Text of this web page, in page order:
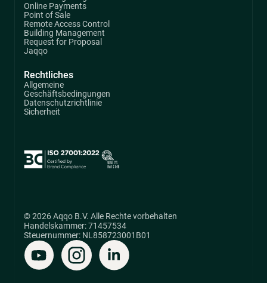
Online Payments
Point of Sale
Remote Access Control
Building Management
Request for Proposal
Jaqqo
Rechtliches
Allgemeine
Geschäftsbedingungen
Datenschutzrichtlinie
Sicherheit
© 2026 Aqqo B.V. Alle Rechte vorbehalten
Handelskammer: 71457534
Steuernummer: NL858723001B01